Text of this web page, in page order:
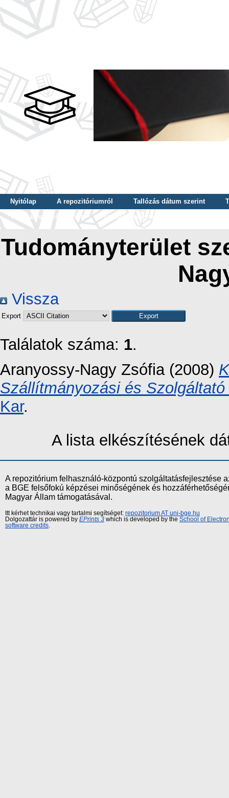
Nyitólap A repozitóriumról Tallózás dátum szerint
Tallózás szerző szerint
Tallózás nyelv szerint
Tudományterület
Vissza
Export
Találatok száma: 1.
Aranyossy-Nagy Zsófia (2008)
Szállítmányozási és
Kar.
A lista elkészítésének
A repozitórium felhasználó-központú szolgáltatásfejlesztése
a BGE felsőfokú képzései minőségének és
Magyar Állam támogatásával.
Itt kérhet technikai vagy tartalmi segítséget: repozitorium AT uni-bge.hu
Dolgozattár is powered by EPrints 3 which is developed by the School of
software credits